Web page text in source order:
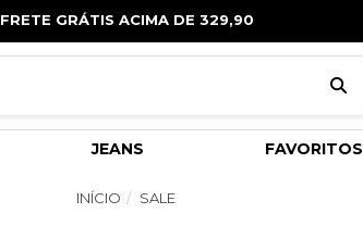
FRETE GRÁTIS ACIMA DE 329,90
JEANS FAVORITOS
INÍCIO SALE